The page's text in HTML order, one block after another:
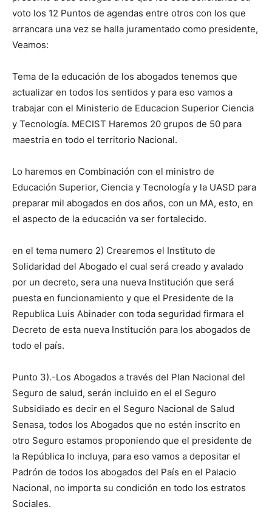
voto los 12 Puntos de agendas entre otros con los que
arrancara una vez se halla juramentado como presidente,
Veamos:
Tema de la educación de los abogados tenemos que
actualizar en todos los sentidos y para eso vamos a
trabajar con el Ministerio de Educacion Superior Ciencia
y Tecnología. MECIST Haremos 20 grupos de 50 para
maestria en todo el territorio Nacional.
Lo haremos en Combinación con el ministro de
Educación Superior, Ciencia y Tecnología y la UASD para
preparar mil abogados en dos años, con un MA, esto, en
el aspecto de la educación va ser fortalecido.
en el tema numero 2) Crearemos el Instituto de
Solidaridad del Abogado el cual será creado y avalado
por un decreto, sera una nueva Institución que será
puesta en funcionamiento y que el Presidente de la
Republica Luis Abinader con toda seguridad firmara el
Decreto de esta nueva Institución para los abogados de
todo el país.
Punto 3).-Los Abogados a través del Plan Nacional del
Seguro de salud, serán incluido en el el Seguro
Subsidiado es decir en el Seguro Nacional de Salud
Senasa, todos los Abogados que no estén inscrito en
otro Seguro estamos proponiendo que el presidente de
la República lo incluya, para eso vamos a depositar el
Padrón de todos los abogados del País en el Palacio
Nacional, no importa su condición en todo los estratos
Sociales.